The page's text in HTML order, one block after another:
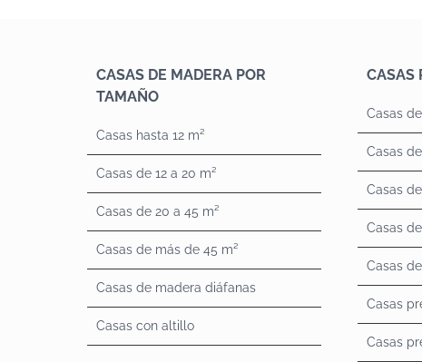
CASAS DE MADERA POR
TAMAÑO
Casas hasta 12 m²
Casas de 12 a 20 m²
Casas de 20 a 45 m²
Casas de más de 45 m²
Casas de madera diáfanas
Casas con altillo
CASAS
Casas
Casas
Casas
Casas
Casas
Casas
Casas